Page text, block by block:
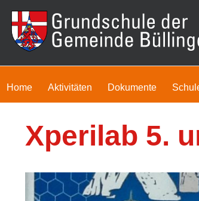
Home Aktivitäten Dokumente
Xperilab 5.